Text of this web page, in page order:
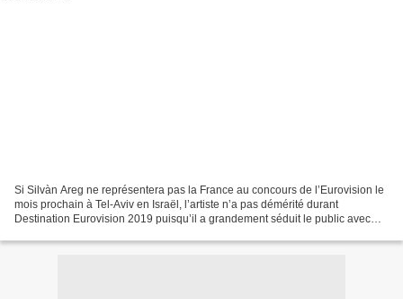
Si Silvàn Areg ne représentera pas la France au concours de l’Eurovision le
mois prochain à Tel-Aviv en Israël, l’artiste n’a pas démérité durant
Destination Eurovision 2019 puisqu’il a grandement séduit le public avec